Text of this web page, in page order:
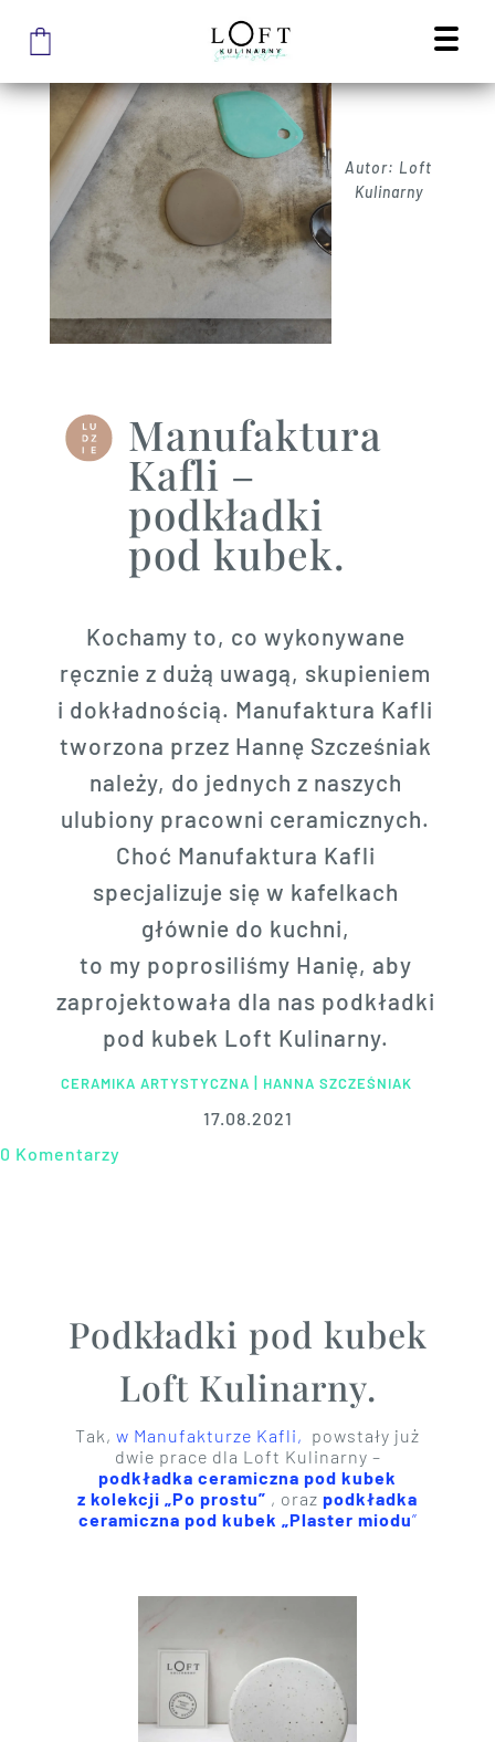
Autor: Loft
Kulinarny
Manufaktura
Kafli –
podkładki
pod kubek.
Kochamy to, co wykonywane
ręcznie z dużą uwagą, skupieniem
i dokładnością. Manufaktura Kafli
tworzona przez Hannę Szcześniak
należy, do jednych z naszych
ulubiony pracowni ceramicznych.
Choć Manufaktura Kafli
specjalizuje się w kafelkach
głównie do kuchni,
to my poprosiliśmy Hanię, aby
zaprojektowała dla nas podkładki
pod kubek Loft Kulinarny.
CERAMIKA ARTYSTYCZNA | HANNA SZCZEŚNIAK
17.08.2021
0 Komentarzy
Podkładki pod kubek
Loft Kulinarny.
Tak, w Manufakturze Kafli, powstały już
dwie prace dla Loft Kulinarny –
podkładka ceramiczna pod kubek
z kolekcji „Po prostu” , oraz podkładka
ceramiczna pod kubek „Plaster miodu”